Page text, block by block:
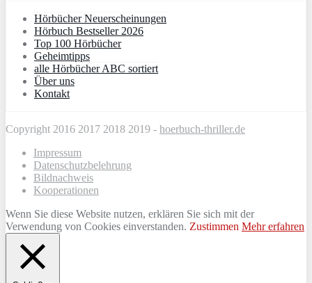
Hörbücher Neuerscheinungen
Hörbuch Bestseller 2026
Top 100 Hörbücher
Geheimtipps
alle Hörbücher ABC sortiert
Über uns
Kontakt
Copyright 2016 2017 2018 2019 - hoerbuch-thriller.de
Impressum
Datenschutzbelehrung
Bildnachweis
Kooperationen
Wenn Sie diese Website nutzen, erklären Sie sich mit der
Verwendung von Cookies einverstanden. Zustimmen Mehr erfahren